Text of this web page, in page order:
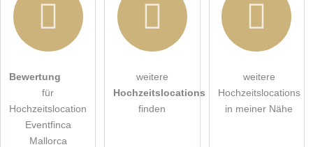
Die Datenschutzerklärung habe ich zur Kenntnis genommen.
öffentliche Frage stellen
Bewertung
für
Hochzeitslocation
Eventfinca
Mallorca
weitere
Hochzeitslocations
finden
weitere
Hochzeitslocations
in meiner Nähe